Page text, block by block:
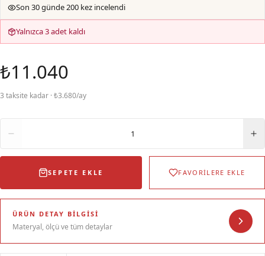
Son 30 günde 200 kez incelendi
Yalnızca 3 adet kaldı
₺11.040
3 taksite kadar · ₺3.680/ay
1
SEPETE EKLE FAVORİLERE EKLE
ÜRÜN DETAY BILGISI
Materyal, ölçü ve tüm detaylar